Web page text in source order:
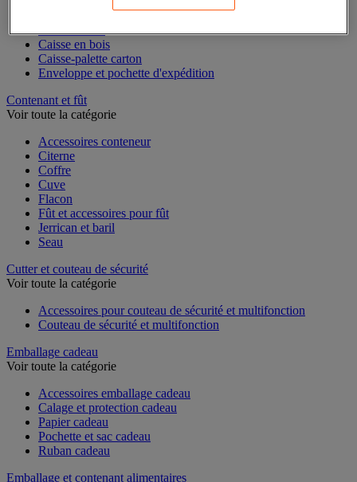
Caisse carton
Caisse en bois
Caisse-palette carton
Contenant et fût
Accessoires conteneur
Citerne
Coffre
Cuve
Flacon
Fût et accessoires pour fût
Jerrican et baril
Cutter et couteau de sécurité
Accessoires pour couteau de sécurité et multifonction
Emballage cadeau
Accessoires emballage cadeau
Calage et protection cadeau
Papier cadeau
Pochette et sac cadeau